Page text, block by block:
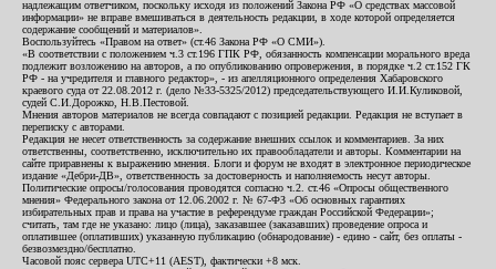
надлежащим ответчиком, поскольку исходя из положений Закона РФ «О средствах массовой
информации» не вправе вмешиваться в деятельность редакции, в ходе которой определяется
содержание сообщений и материалов».
Воспользуйтесь «Правом на ответ» (ст.46 Закона РФ «О СМИ»).
«В соответствии с положением ч.3 ст.196 ГПК РФ, обязанность компенсации морального вреда
подлежит возложению на авторов, а по опубликованию опровержения, в порядке ч.2 ст.152 ГК
РФ - на учредителя и главного редактор», - из апелляционного определения Хабаровского
краевого суда от 22.08.2012 г. (дело №33-5325/2012) председательствующего И.И.Куликовой,
судей С.И.Дорожко, Н.В.Пестовой.
Мнения авторов материалов не всегда совпадают с позицией редакции. Редакция не вступает в
переписку с авторами.
Редакция не несет ответственность за содержание внешних ссылок и комментариев. За них
ответственны, соответственно, исключительно их правообладатели и авторы. Комментарии на
сайте приравнены к выражению мнения. Блоги и форум не входят в электронное периодическое
издание «Дебри-ДВ», ответственность за достоверность и наполняемость несут авторы.
Политические опросы/голосования проводятся согласно ч.2. ст.46 «Опросы общественного
мнения» Федерального закона от 12.06.2002 г. № 67-ФЗ «Об основных гарантиях
избирательных прав и права на участие в референдуме граждан Российской Федерации»;
считать, там где не указано: лицо (лица), заказавшее (заказавших) проведение опроса и
оплатившее (оплативших) указанную публикацию (обнародование) - едино - сайт, без оплаты -
безвозмездно/бесплатно.
Часовой пояс сервера UTC+11 (AEST), фактически +8 мск.